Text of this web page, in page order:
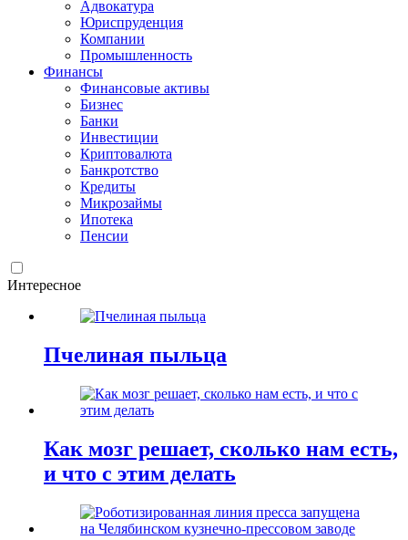
Адвокатура
Юриспруденция
Компании
Промышленность
Финансы
Финансовые активы
Бизнес
Банки
Инвестиции
Криптовалюта
Банкротство
Кредиты
Микрозаймы
Ипотека
Пенсии
Интересное
Пчелиная пыльца
Как мозг решает, сколько нам есть,
и что с этим делать